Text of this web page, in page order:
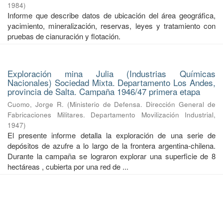
1984)
Informe que describe datos de ubicación del área geográfica,
yacimiento, mineralización, reservas, leyes y tratamiento con
pruebas de cianuración y flotación.
Exploración mina Julia (Industrias Químicas
Nacionales) Sociedad Mixta. Departamento Los Andes,
provincia de Salta. Campaña 1946/47 primera etapa
Cuomo, Jorge R. (Ministerio de Defensa. Dirección General de
Fabricaciones Militares. Departamento Movilización Industrial,
1947)
El presente informe detalla la exploración de una serie de
depósitos de azufre a lo largo de la frontera argentina-chilena.
Durante la campaña se lograron explorar una superficie de 8
hectáreas , cubierta por una red de ...